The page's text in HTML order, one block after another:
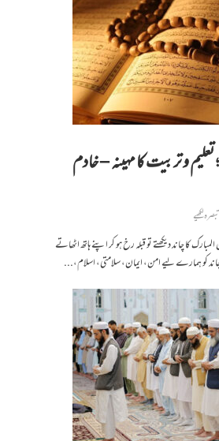
و تربیت کا مہینہ – خادم
تبصرہ لکھیے
کا چاند دیکھتے تو قبلہ رخ ہو کر اپنے ہاتھ اٹھاتے
کو ہمارے لیے امن، ایمان، سلامتی، اسلام،...